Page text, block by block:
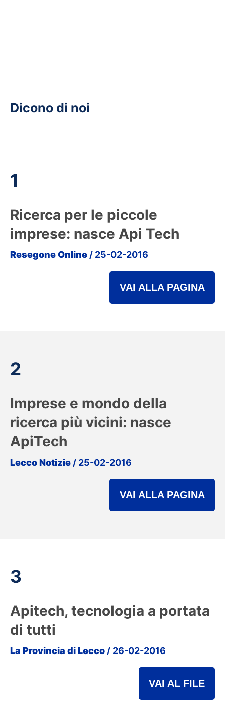
Dicono di noi
1
Ricerca per le piccole
imprese: nasce Api Tech
Resegone Online / 25-02-2016
VAI ALLA PAGINA
2
Imprese e mondo della
ricerca più vicini: nasce
ApiTech
Lecco Notizie / 25-02-2016
VAI ALLA PAGINA
3
Apitech, tecnologia a portata
di tutti
La Provincia di Lecco / 26-02-2016
VAI AL FILE